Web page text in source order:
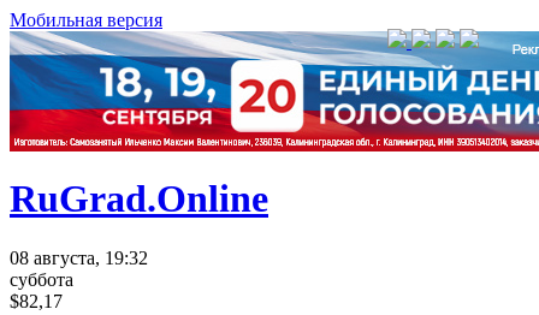
Мобильная версия
RuGrad.Online
08 августа, 19:32
суббота
$82,17